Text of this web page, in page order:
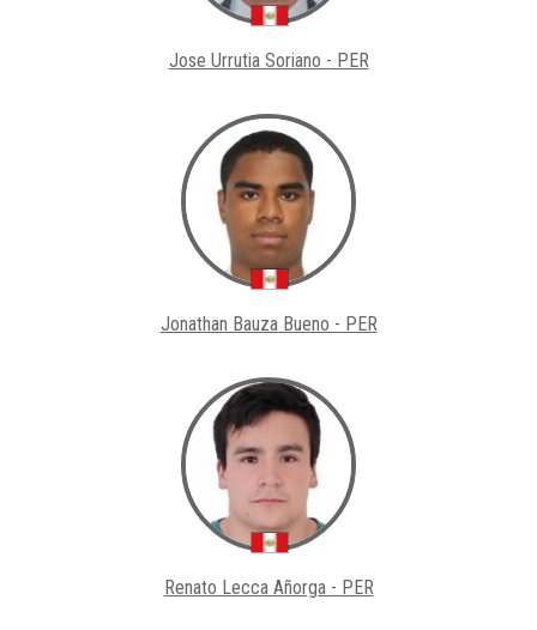
Jose Urrutia Soriano - PER
Jonathan Bauza Bueno - PER
Renato Lecca Añorga - PER